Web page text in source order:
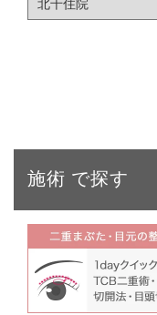
施術 で探す